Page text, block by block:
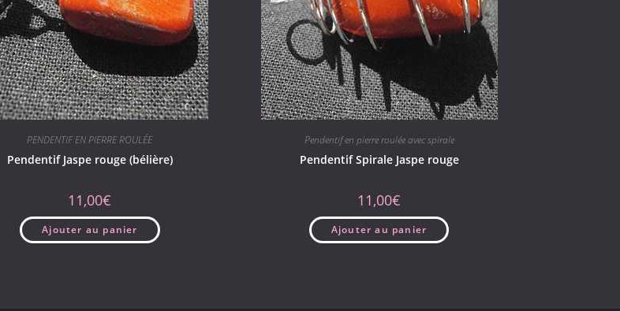
PENDENTIF EN PIERRE ROULÉE
Pendentif Jaspe rouge (bélière)
11,00€
Ajouter au panier
Pendentif en pierre roulée avec spirale
Pendentif Spirale Jaspe rouge
11,00€
Ajouter au panier